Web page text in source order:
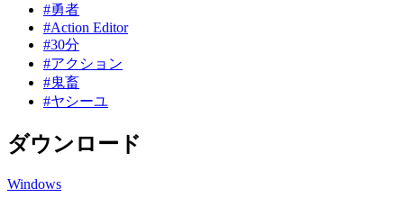
#勇者
#Action Editor
#30分
#アクション
#鬼畜
#ヤシーユ
ダウンロード
Windows